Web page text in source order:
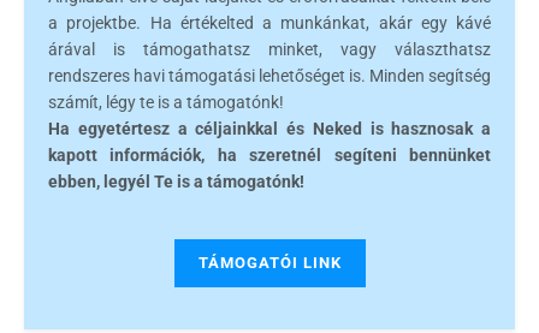
a projektbe. Ha értékelted a munkánkat, akár egy kávé
árával is támogathatsz minket, vagy választhatsz
rendszeres havi támogatási lehetőséget is. Minden segítség
számít, légy te is a támogatónk!
Ha egyetértesz a céljainkkal és Neked is hasznosak a
kapott információk, ha szeretnél segíteni bennünket
ebben, legyél Te is a támogatónk!
TÁMOGATÓI LINK